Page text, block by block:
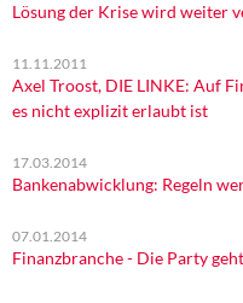
Lösung der Krise wird weiter
11.11.2011
Axel Troost, DIE LINKE: Auf
es nicht explizit erlaubt ist
17.03.2014
Bankenabwicklung: Regeln
07.01.2014
Finanzbranche - Die Party